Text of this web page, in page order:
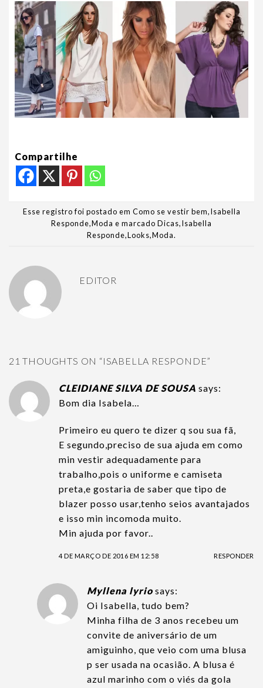
Compartilhe
Esse registro foi postado em Como se vestir bem,Isabella
Responde,Moda e marcado Dicas,Isabella
Responde,Looks,Moda.
EDITOR
21 THOUGHTS ON “ISABELLA RESPONDE”
CLEIDIANE SILVA DE SOUSA says:
Bom dia Isabela…
Primeiro eu quero te dizer q sou sua fã,
E segundo,preciso de sua ajuda em como
min vestir adequadamente para
trabalho,pois o uniforme e camiseta
preta,e gostaria de saber que tipo de
blazer posso usar,tenho seios avantajados
e isso min incomoda muito.
Min ajuda por favor..
4 DE MARÇO DE 2016 EM 12:58 RESPONDER
Myllena lyrio says:
Oi Isabella, tudo bem?
Minha filha de 3 anos recebeu um
convite de aniversário de um
amiguinho, que veio com uma blusa
p ser usada na ocasião. A blusa é
azul marinho com o viés da gola